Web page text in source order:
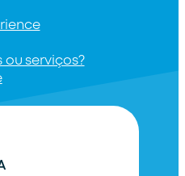
ou serviços?